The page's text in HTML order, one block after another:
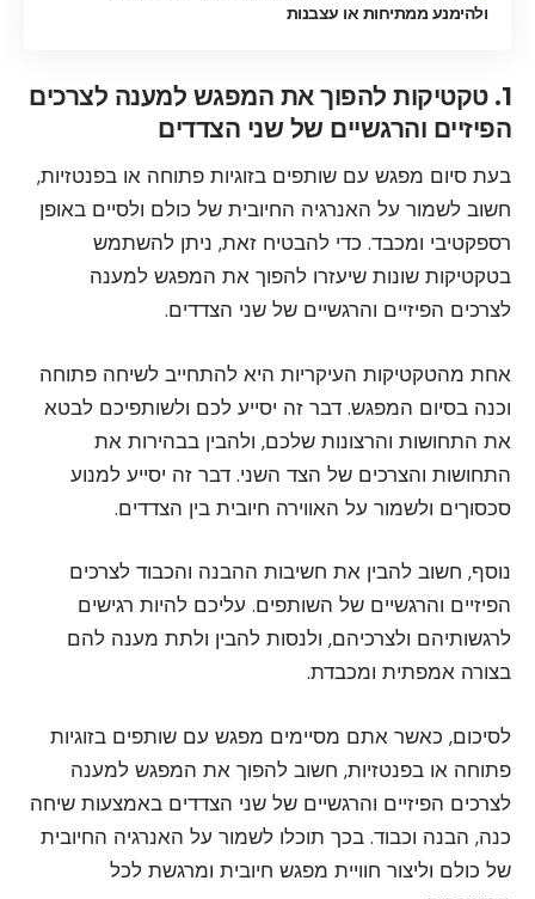
ולהימנע ממתיחות או עצבנות
1. טקטיקות להפוך את המפגש למענה לצרכים
הפיזיים והרגשיים של שני הצדדים
בעת סיום מפגש עם שותפים בזוגיות פתוחה או בפנטזיות,
חשוב לשמור על האנרגיה החיובית של כולם ולסיים באופן
רספקטיבי ומכבד. כדי להבטיח זאת, ניתן להשתמש
בטקטיקות שונות שיעזרו להפוך את המפגש למענה
לצרכים הפיזיים והרגשיים של שני הצדדים.
אחת מהטקטיקות העיקריות היא להתחייב לשיחה פתוחה
וכנה בסיום המפגש. דבר זה יסייע לכם ולשותפיכם לבטא
את התחושות והרצונות שלכם, ולהבין בבהירות את
התחושות והצרכים של הצד השני. דבר זה יסייע למנוע
סכסוךים ולשמור על האווירה חיובית בין הצדדים.
נוסף, חשוב להבין את חשיבות ההבנה והכבוד לצרכים
הפיזיים והרגשיים של השותפים. עליכם להיות רגישים
לרגשותיהם ולצרכיהם, ולנסות להבין ולתת מענה להם
בצורה אמפתית ומכבדת.
לסיכום, כאשר אתם מסיימים מפגש עם שותפים בזוגיות
פתוחה או בפנטזיות, חשוב להפוך את המפגש למענה
לצרכים הפיזיים והרגשיים של שני הצדדים באמצעות שיחה
כנה, הבנה וכבוד. בכך תוכלו לשמור על האנרגיה החיובית
של כולם וליצור חוויית מפגש חיובית ומרגשת לכל